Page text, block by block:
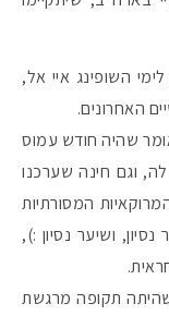
מקדמי הגנה
אומרים שאם
השופינג איי אל,
האחרונים.
שהיה חודש עמוס
וגם חינה שערכנו
המסורתיות
ושיער נסיון :),
תקופה מרגשת